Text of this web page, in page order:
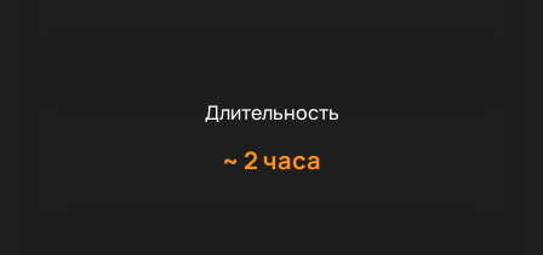
Длительность
~ 2 часа